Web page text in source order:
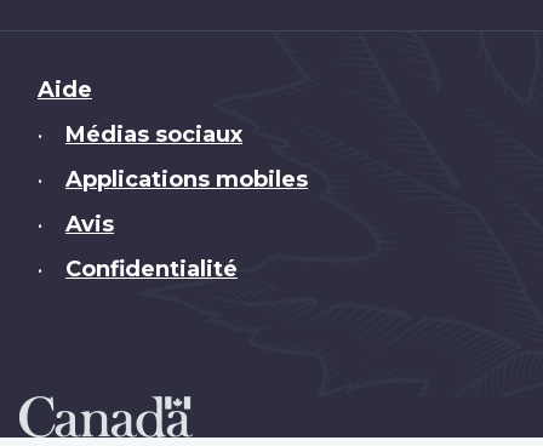
Brand
Aide
• Médias sociaux
• Applications mobiles
• Avis
• Confidentialité